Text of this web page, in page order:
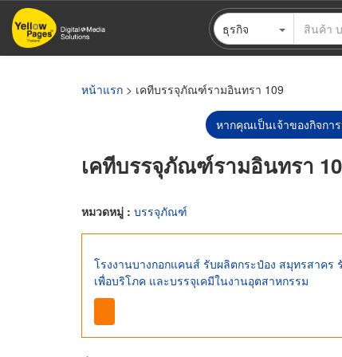
ข้าม
ไป
ธุรกิจ
หน้าแรก > เคทีบรรจุภัณฑ์รามอินทรา 109
หากคุณเป็นเจ้าของกิจกา
เคทีบรรจุภัณฑ์รามอินทรา
หมวดหมู่ : บรรจุภัณฑ์
โรงงานบางกอกแคนส์ รับผลิตกระป๋อง สมุทรสาค
เพื่อบริโภค และบรรจุเคมีในงานอุตสาหกรรม